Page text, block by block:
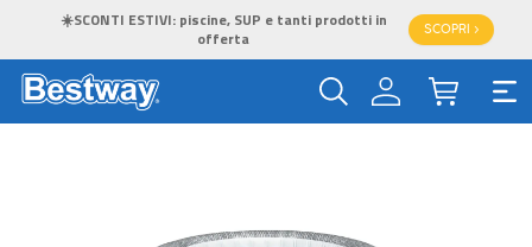
☀️SCONTI ESTIVI: piscine, SUP e tanti prodotti in
offerta
SCOPRI >